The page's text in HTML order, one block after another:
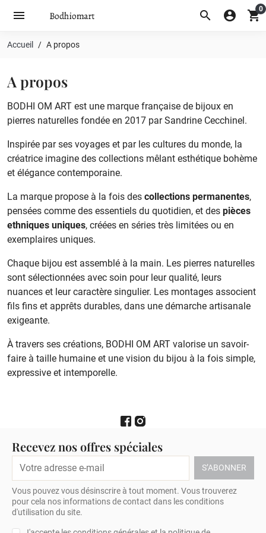
search
menu account_circle shopping_cart0
Accueil A propos
A propos
BODHI OM ART est une marque française de bijoux en
pierres naturelles fondée en 2017 parSandrine Cecchinel.
Inspirée par ses voyages et par les cultures du monde, la
créatrice imagine des collections mêlant esthétique bohème
et élégance contemporaine.
La marque propose à la fois des collections permanentes,
pensées comme des essentiels du quotidien, et des pièces
ethniques uniques, créées en séries très limitées ou en
exemplaires uniques.
Chaque bijou est assemblé à la main. Les pierres naturelles
sont sélectionnées avec soin pour leur qualité, leurs
nuances et leur caractère singulier. Les montages associent
fils fins et apprêts durables, dans une démarche artisanale
exigeante.
À travers ses créations, BODHI OM ART valorise un savoir-
faire à taille humaine et une vision du bijou à la fois simple,
expressive et intemporelle.
Recevez nos offres spéciales
Vous pouvez vous désinscrire à tout moment. Vous trouverez
pour cela nos informations de contact dans les conditions
d'utilisation du site.